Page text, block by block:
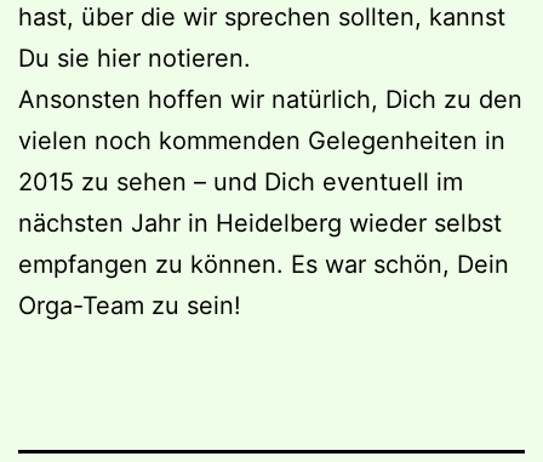
hast, über die wir sprechen sollten, kannst
Du sie hier notieren.
Ansonsten hoffen wir natürlich, Dich zu den
vielen noch kommenden Gelegenheiten in
2015 zu sehen – und Dich eventuell im
nächsten Jahr in Heidelberg wieder selbst
empfangen zu können. Es war schön, Dein
Orga-Team zu sein!